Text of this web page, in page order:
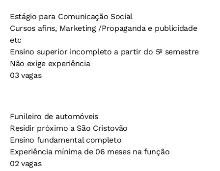
Estágio para Comunicação Social
Cursos afins, Marketing /Propaganda e publicidade
etc
Ensino superior incompleto a partir do 5º semestre
Não exige experiência
03 vagas
Funileiro de automóveis
Residir próximo a São Cristovão
Ensino fundamental completo
Experiência mínima de 06 meses na função
02 vagas